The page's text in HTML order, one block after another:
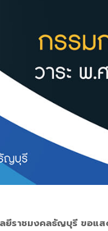
ยีราชมงคลธัญบุรี ขอแ